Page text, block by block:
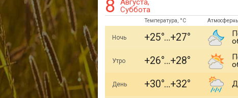
8
Августа,
Суббота
Температура, °C
Ночь +25 +27
Утро +26 +28
День +30 +32